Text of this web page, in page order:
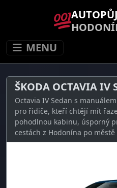
MENU
ŠKODA OCTAVIA IV
Octavia IV Sedan s
pro řidiče, kteří chtějí mít
pohodlnou kabinu, úsporný
cestách z Hodonína po